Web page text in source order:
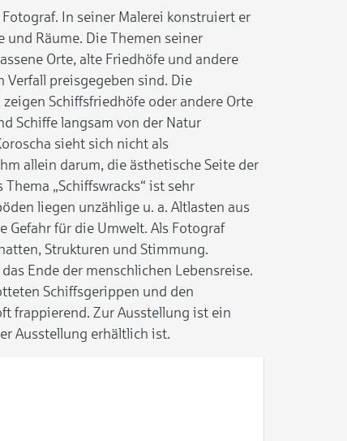
In seiner Malerei konstruiert er
und Räume. Die Themen seiner
Orte, alte Friedhöfe und andere
Verfall preisgegeben sind. Die
Schiffsfriedhöfe oder andere Orte
Schiffe langsam von der Natur
sieht sich nicht als
allein darum, die ästhetische Seite der
„Schiffswracks“ ist sehr
liegen unzählige u. a. Altlasten aus
Gefahr für die Umwelt. Als Fotograf
Strukturen und Stimmung.
Ende der menschlichen Lebensreise.
Schiffsgerippen und den
frappierend. Zur Ausstellung ist ein
Ausstellung erhältlich ist.